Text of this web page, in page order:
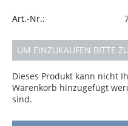
Art.-Nr.:
UM EINZUKAUFEN BITTE
Dieses Produkt kann nicht
Warenkorb hinzugefügt
sind.